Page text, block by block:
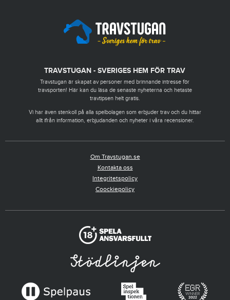
TRAVSTUGAN - SVERIGES HEM FÖR TRAV
Travstugan är skapat av personer med brinnande intresse för
travsporten! Här kan du läsa de senaste nyheterna och hetaste
travtipsen helt gratis.
Vi har även stenkoll på alla spelbolagen som erbjuder trav och du hittar
allt ifrån information, erbjudanden och nyheter i våra recensioner.
Om Travstugan.se
Kontakta oss
Integritetspolicy
Coockiepolicy